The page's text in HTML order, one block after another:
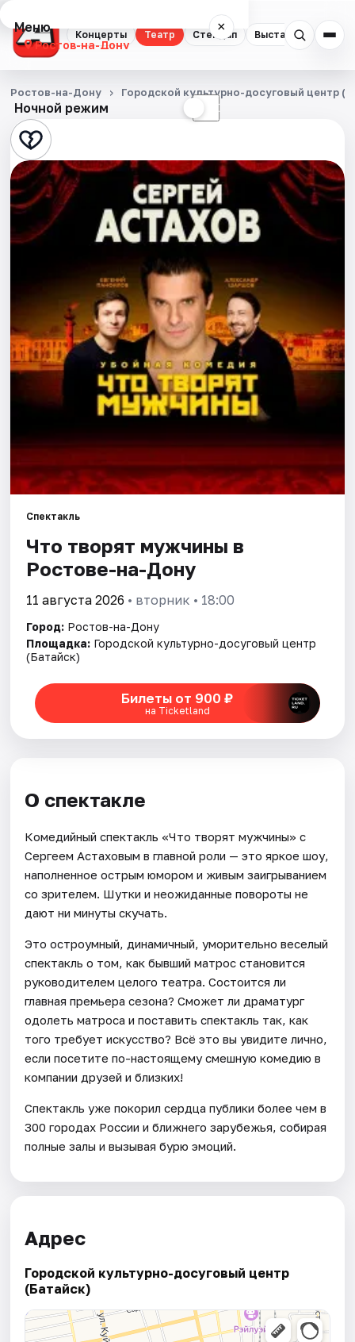
Концерты Театр Стендап Выставки
Меню ×
Ростов-на-Дону
Концерты
Театр
Стендап
Выставки
Квесты
Спорт
События
Города
Артисты
Ночной режим ☾
Ростов-на-Дону Городской культурно-досуговый центр
Спектакль
Что творят мужчины в
Ростове-на-Дону
11 августа 2026 • вторник • 18:00
Город: Ростов-на-Дону
Площадка: Городской культурно-досуговый центр
(Батайск)
Билеты от 900 ₽
на Ticketland
О спектакле
Комедийный спектакль «Что творят мужчины» с
Сергеем Астаховым в главной роли — это яркое шоу,
наполненное острым юмором и живым заигрыванием
со зрителем. Шутки и неожиданные повороты не
дают ни минуты скучать.
Это остроумный, динамичный, уморительно веселый
спектакль о том, как бывший матрос становится
руководителем целого театра. Состоится ли
главная премьера сезона? Сможет ли драматург
одолеть матроса и поставить спектакль так, как
того требует искусство? Всё это вы увидите лично,
если посетите по-настоящему смешную комедию в
компании друзей и близких!
Спектакль уже покорил сердца публики более чем в
300 городах России и ближнего зарубежья, собирая
полные залы и вызывая бурю эмоций.
Адрес
Городской культурно-досуговый центр
(Батайск)